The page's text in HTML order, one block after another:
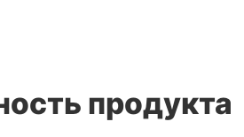
продукта